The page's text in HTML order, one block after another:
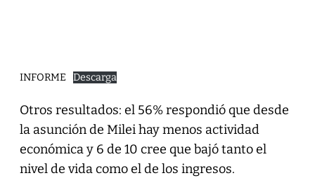
INFORME Descarga
Otros resultados: el 56% respondió que desde
la asunción de Milei hay menos actividad
económica y 6 de 10 cree que bajó tanto el
nivel de vida como el de los ingresos.